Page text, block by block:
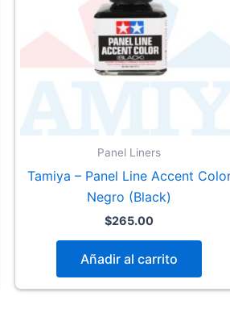
Panel Liners
Tamiya – Panel Line Accent
Negro (Black)
$265.00
Añadir al carrito